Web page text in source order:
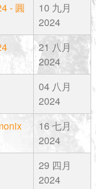
- 圓
10 九月
2024
21 八月
2024
04 八月
2024
16 七月
2024
29 四月
2024